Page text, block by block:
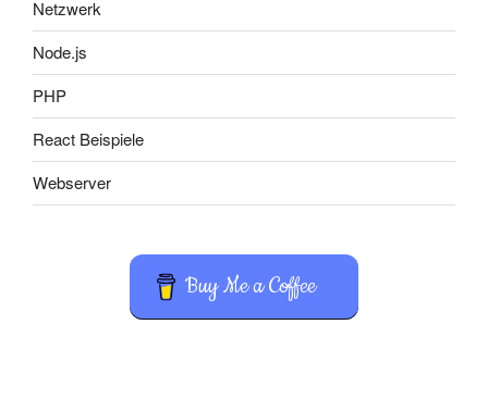
Netzwerk
Node.js
PHP
React Beispiele
Webserver
Buy Me a Coffee